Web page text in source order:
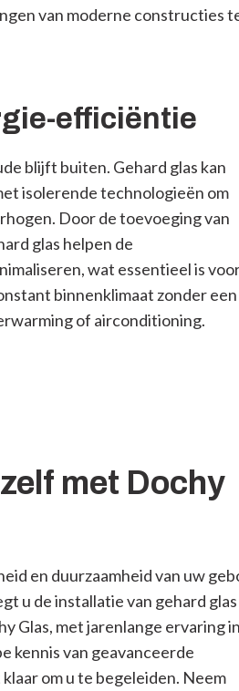
van moderne constructies
efficiëntie
blijft buiten. Gehard glas kan
isolerende technologieën om
Door de toevoeging van
glas helpen de
wat essentieel is
binnenklimaat zonder een
of airconditioning.
met Dochy
en duurzaamheid van uw
u de installatie van gehard glas
Glas, met jarenlange ervaring
kennis van geavanceerde
om u te begeleiden. Neem